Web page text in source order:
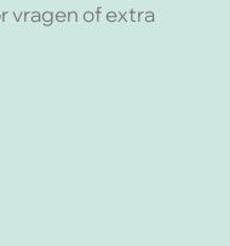
vragen of extra